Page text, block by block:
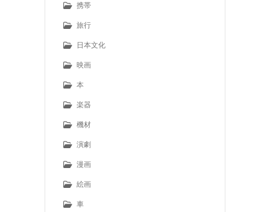
携帯
旅行
日本文化
映画
本
楽器
機材
演劇
漫画
絵画
車